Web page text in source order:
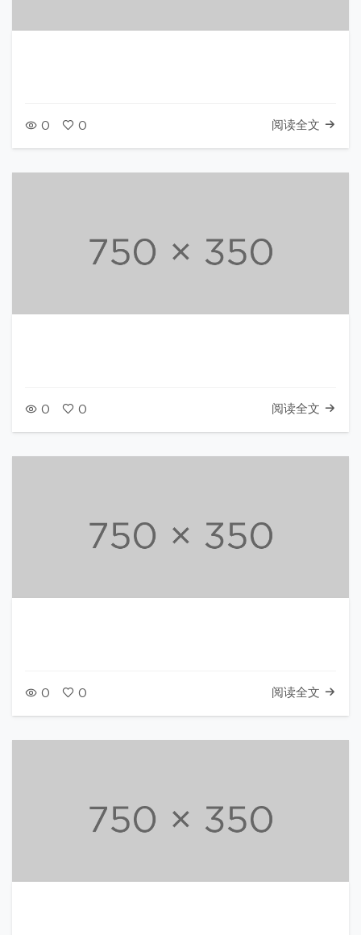
0 0 阅读全文
0 0 阅读全文
0 0 阅读全文